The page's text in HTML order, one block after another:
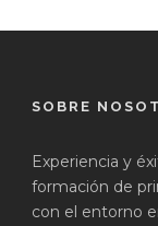
SOBRE
Experiencia y
formación de
con el entorno